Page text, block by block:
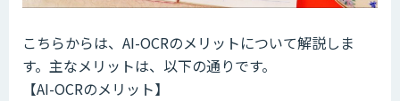
こちらからは、AI-OCRのメリットについて解説しま
す。主なメリットは、以下の通りです。
【AI-OCRのメリット】